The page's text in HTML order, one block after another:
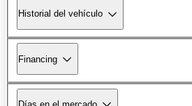
Historial del vehículo
Financing